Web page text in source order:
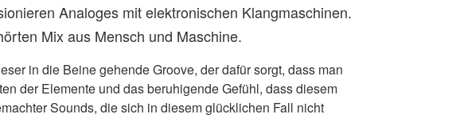
Analoges mit elektronischen Klangmaschinen.
Mix aus Mensch und Maschine.
in die Beine gehende Groove, der dafür sorgt, dass man
der Elemente und das beruhigende Gefühl, dass diesem
Sounds, die sich in diesem glücklichen Fall nicht